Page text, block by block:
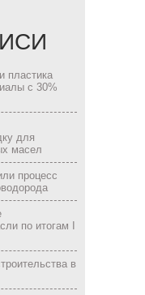
пластика
с 30%
для
масел
процесс
по итогам I
в